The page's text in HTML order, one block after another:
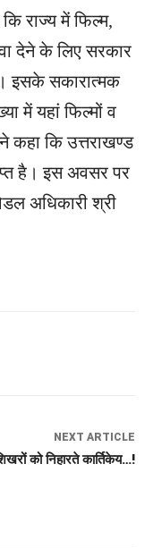
राज्य में फिल्म,
देने के लिए सरकार
इसके सकारात्मक
में यहां फिल्मों व
कहा कि उत्तराखण्ड
है। इस अवसर पर
अधिकारी श्री
NEXT ARTICLE
को निहारते कार्तिकेय…!